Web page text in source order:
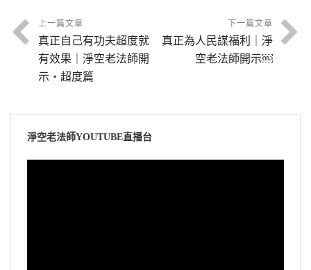
上一篇文章
真正自己有功夫超度就
有效果｜淨空老法師開
示・超度篇
下一篇文章
真正為人民謀福利｜淨
空老法師開示￼
淨空老法師YOUTUBE直播台